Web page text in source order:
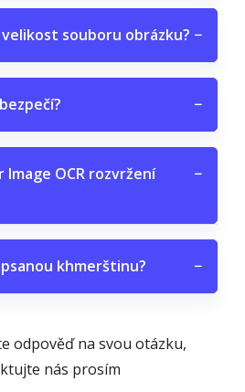
velikost souboru obrázku? −
−
Image OCR rozvržení
−
khmerštinu? −
odpověď na svou otázku,
nás prosím